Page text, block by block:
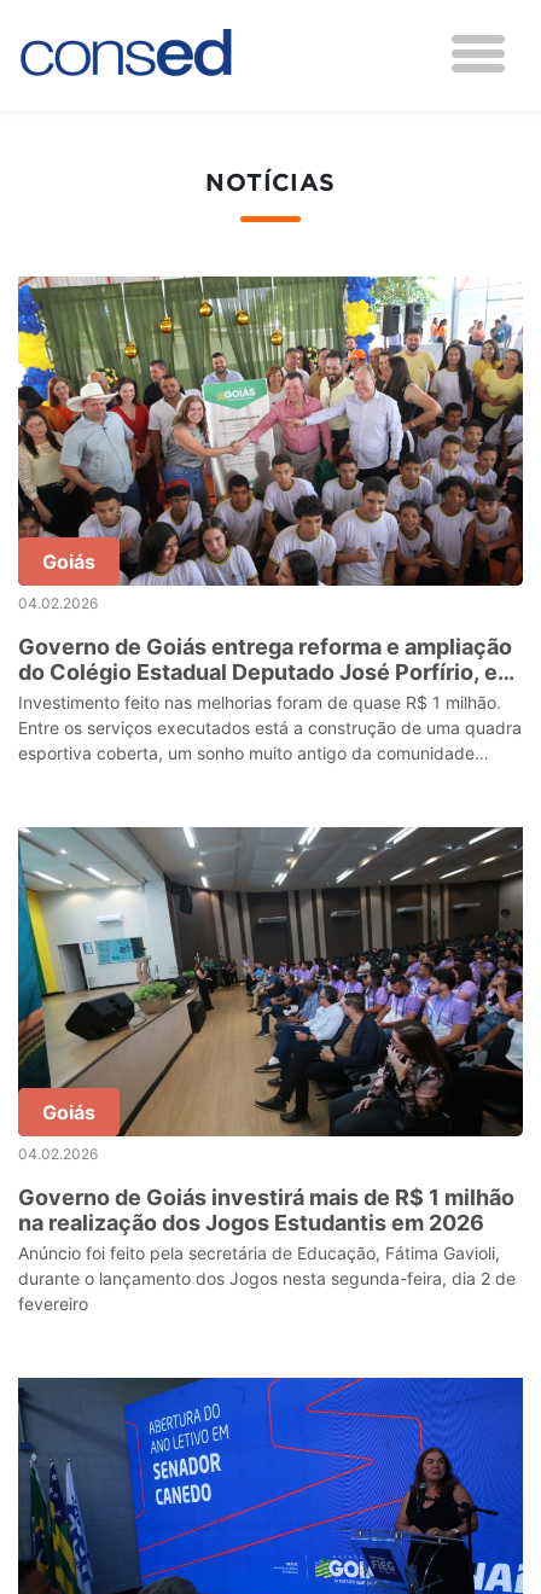
NOTÍCIAS
Goiás
04.02.2026
Governo de Goiás entrega reforma e ampliação
do Colégio Estadual Deputado José Porfírio, em
Trombas
Investimento feito nas melhorias foram de quase R$ 1 milhão.
Entre os serviços executados está a construção de uma quadra
esportiva coberta, um sonho muito antigo da comunidade
Goiás
04.02.2026
Governo de Goiás investirá mais de R$ 1 milhão
na realização dos Jogos Estudantis em 2026
Anúncio foi feito pela secretária de Educação, Fátima Gavioli,
durante o lançamento dos Jogos nesta segunda-feira, dia 2 de
fevereiro